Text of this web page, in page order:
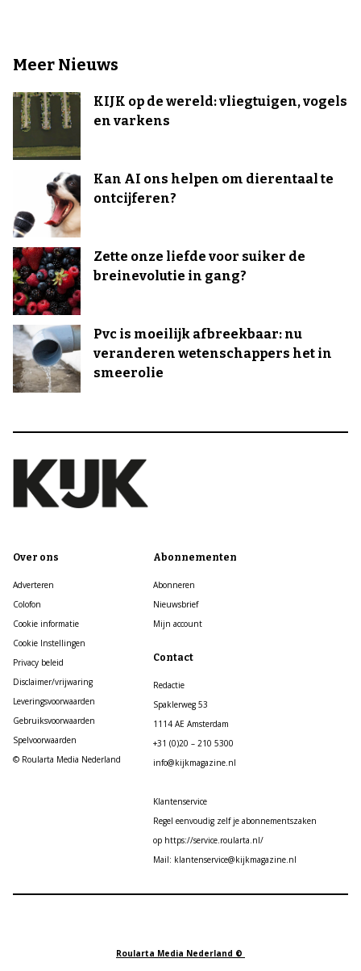
Meer Nieuws
KIJK op de wereld: vliegtuigen, vogels
en varkens
Kan AI ons helpen om dierentaal te
ontcijferen?
Zette onze liefde voor suiker de
breinevolutie in gang?
Pvc is moeilijk afbreekbaar: nu
veranderen wetenschappers het in
smeerolie
Over ons
Adverteren
Colofon
Cookie informatie
Cookie Instellingen
Privacy beleid
Disclaimer/vrijwaring
Leveringsvoorwaarden
Gebruiksvoorwaarden
Spelvoorwaarden
© Roularta Media Nederland
Abonnementen
Abonneren
Nieuwsbrief
Mijn account
Contact
Redactie
Spaklerweg 53
1114 AE Amsterdam
+31 (0)20 – 210 5300
info@kijkmagazine.nl
Klantenservice
Regel eenvoudig zelf je abonnementszaken
op https://service.roularta.nl/
Mail: klantenservice@kijkmagazine.nl
Roularta Media Nederland ©